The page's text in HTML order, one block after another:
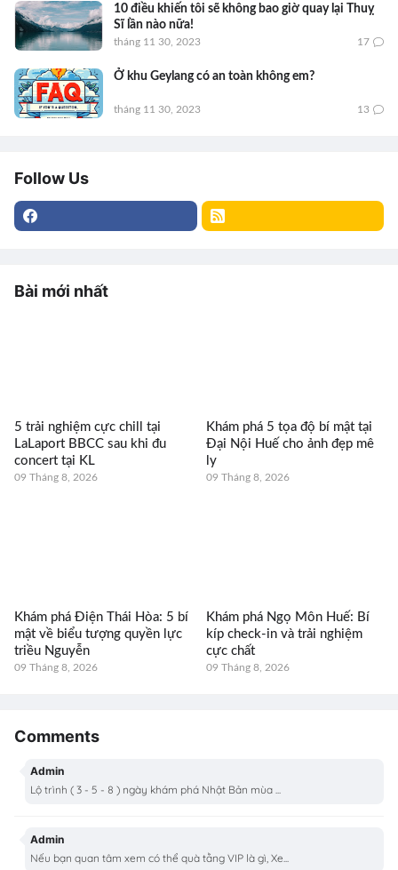
10 điều khiến tôi sẽ không bao giờ quay lại Thuỵ
Sĩ lần nào nữa!
tháng 11 30, 2023 17
Ở khu Geylang có an toàn không em?
tháng 11 30, 2023 13
Follow Us
Bài mới nhất
5 trải nghiệm cực chill tại
LaLaport BBCC sau khi đu
concert tại KL
09 Tháng 8, 2026
Khám phá 5 tọa độ bí mật tại
Đại Nội Huế cho ảnh đẹp mê
ly
09 Tháng 8, 2026
Khám phá Điện Thái Hòa: 5 bí
mật về biểu tượng quyền lực
triều Nguyễn
09 Tháng 8, 2026
Khám phá Ngọ Môn Huế: Bí
kíp check-in và trải nghiệm
cực chất
09 Tháng 8, 2026
Comments
Admin
Lộ trình ( 3 - 5 - 8 ) ngày khám phá Nhật Bản mùa ...
Admin
Nếu bạn quan tâm xem có thể quà tằng VIP là gì, Xe...